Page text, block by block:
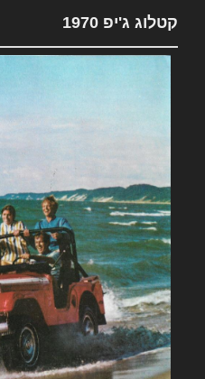
קטלוג ג'יפ 1970